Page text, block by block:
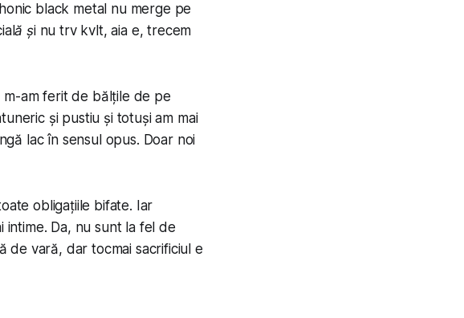
black metal nu merge pe
și nu trv kvlt, aia e, trecem
m-am ferit de bălțile de pe
și pustiu și totuși am mai
lac în sensul opus. Doar noi
obligațiile bifate. Iar
intime. Da, nu sunt la fel de
de vară, dar tocmai sacrificiul e